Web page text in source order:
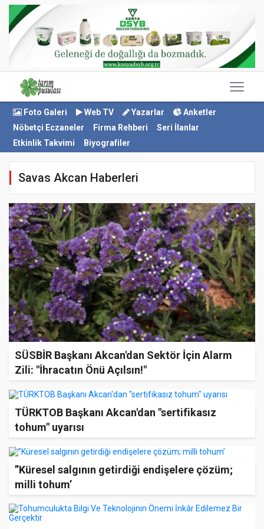
Foto Galeri Web TV Yazarlar
Anketler
Nöbetçi Eczaneler
Firma Rehberi
Seri İlanlar
Etkinlik Takvimi
Biyografiler
Savas Akcan Haberleri
SÜSBİR Başkanı Akcan'dan Sektör İçin Alarm
Zili: "İhracatın Önü Açılsın!"
TÜRKTOB Başkanı Akcan'dan "sertifikasız
tohum" uyarısı
’’Küresel salgının getirdiği endişelere çözüm;
milli tohum’